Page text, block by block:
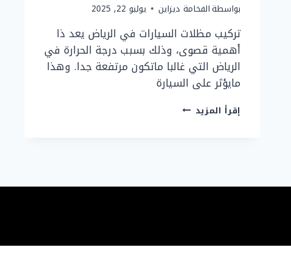
بواسطةالفخامة ديزاين يوليو 22, 2025
تركيب مظلات السيارات في الرياض يعد ذا
أهمية قصوى، وذلك بسبب درجة الحرارة في
الرياض التي غالبا ماتكون مرتفعة جدا. وهذا
مايؤثر على السيارة
إقرأ المزيد تركيب
الحرارة